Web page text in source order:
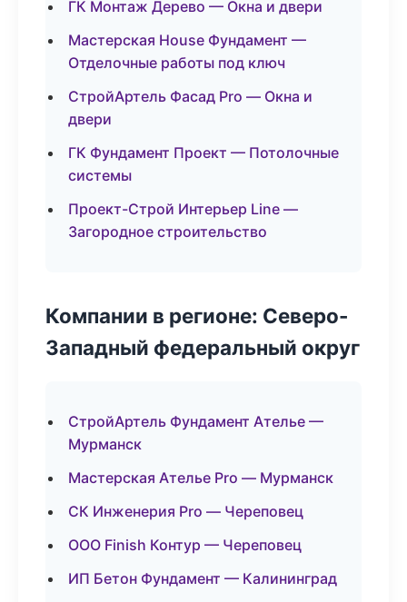
ГК Монтаж Дерево — Окна и двери
Мастерская House Фундамент —
Отделочные работы под ключ
СтройАртель Фасад Pro — Окна и
двери
ГК Фундамент Проект — Потолочные
системы
Проект-Строй Интерьер Line —
Загородное строительство
Компании в регионе: Северо-
Западный федеральный округ
СтройАртель Фундамент Ателье —
Мурманск
Мастерская Ателье Pro — Мурманск
СК Инженерия Pro — Череповец
ООО Finish Контур — Череповец
ИП Бетон Фундамент — Калининград